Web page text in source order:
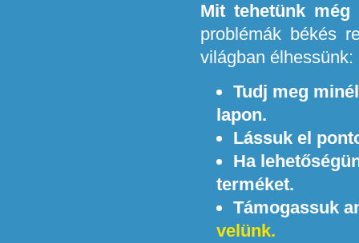
Mit tehetünk még
problémák békés
világban élhessünk:
Tudj meg
lapon.
Lássuk el
Ha
terméket.
Támogassuk
velünk.